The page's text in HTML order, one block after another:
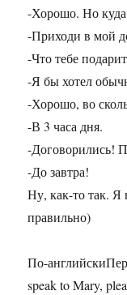
-Хорошо. Но
-Приходи в мой
-Что тебе
-Я бы хотел
-Хорошо, во
-В 3 часа дня.
-Договорились!
-До завтра!
Ну, как-то так. Я
правильно)
По-
speak to Mary,